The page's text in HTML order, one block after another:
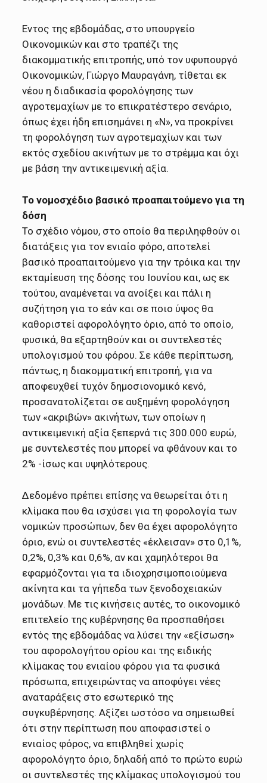
Εντος της εβδομάδας, στο υπουργείο
Οικονομικών και στο τραπέζι της
διακομματικής επιτροπής, υπό τον υφυπουργό
Οικονομικών, Γιώργο Μαυραγάνη, τίθεται εκ
νέου η διαδικασία φορολόγησης των
αγροτεμαχίων με το επικρατέστερο σενάριο,
όπως έχει ήδη επισημάνει η «Ν», να προκρίνει
τη φορολόγηση των αγροτεμαχίων και των
εκτός σχεδίου ακινήτων με το στρέμμα και όχι
με βάση την αντικειμενική αξία.
Το νομοσχέδιο βασικό προαπαιτούμενο για τη
δόση
Το σχέδιο νόμου, στο οποίο θα περιληφθούν οι
διατάξεις για τον ενιαίο φόρο, αποτελεί
βασικό προαπαιτούμενο για την τρόικα και την
εκταμίευση της δόσης του Ιουνίου και, ως εκ
τούτου, αναμένεται να ανοίξει και πάλι η
συζήτηση για το εάν και σε ποιο ύψος θα
καθοριστεί αφορολόγητο όριο, από το οποίο,
φυσικά, θα εξαρτηθούν και οι συντελεστές
υπολογισμού του φόρου. Σε κάθε περίπτωση,
πάντως, η διακομματική επιτροπή, για να
αποφευχθεί τυχόν δημοσιονομικό κενό,
προσανατολίζεται σε αυξημένη φορολόγηση
των «ακριβών» ακινήτων, των οποίων η
αντικειμενική αξία ξεπερνά τις 300.000 ευρώ,
με συντελεστές που μπορεί να φθάνουν και το
2% -ίσως και υψηλότερους.
Δεδομένο πρέπει επίσης να θεωρείται ότι η
κλίμακα που θα ισχύσει για τη φορολογία των
νομικών προσώπων, δεν θα έχει αφορολόγητο
όριο, ενώ οι συντελεστές «έκλεισαν» στο 0,1%,
0,2%, 0,3% και 0,6%, αν και χαμηλότεροι θα
εφαρμόζονται για τα ιδιοχρησιμοποιούμενα
ακίνητα και τα γήπεδα των ξενοδοχειακών
μονάδων. Με τις κινήσεις αυτές, το οικονομικό
επιτελείο της κυβέρνησης θα προσπαθήσει
εντός της εβδομάδας να λύσει την «εξίσωση»
του αφορολογήτου ορίου και της ειδικής
κλίμακας του ενιαίου φόρου για τα φυσικά
πρόσωπα, επιχειρώντας να αποφύγει νέες
αναταράξεις στο εσωτερικό της
συγκυβέρνησης. Αξίζει ωστόσο να σημειωθεί
ότι στην περίπτωση που αποφασιστεί ο
ενιαίος φόρος, να επιβληθεί χωρίς
αφορολόγητο όριο, δηλαδή από το πρώτο ευρώ
οι συντελεστές της κλίμακας υπολογισμού του